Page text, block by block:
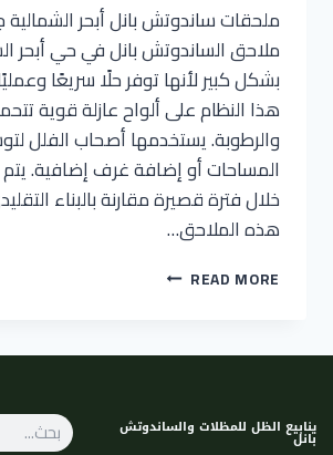
ملحقات ساندوتش بانل أبحر الشمالية
ملاحق الساندوتش بانل في حي أبحر
بشكل كبير لأنها توفر حلًا سريعًا
هذا النظام على ألواح عازلة قوية
والرطوبة. يستخدمها أصحاب الفلل
المساحات أو إضافة غرف إضافية. يتم
خلال فترة قصيرة مقارنة بالبناء
هذه الملاحق…
READ MORE
ينابيع الظل للمظلات والساندوتش
بانل